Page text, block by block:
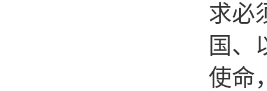
求必
国、
使命